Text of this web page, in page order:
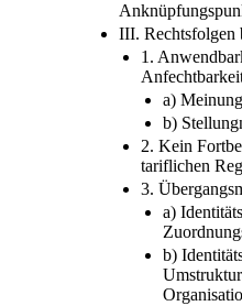
III. Rechtsfolgen
1.
a)
b)
2. Kein
tariflichen
3.
a)
b)